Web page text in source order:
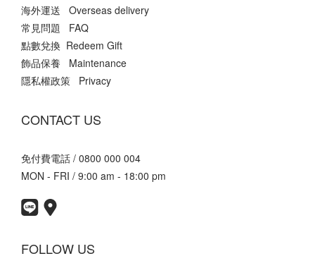
海外運送 Overseas delivery
常見問題 FAQ
點數兌換 Redeem Gift
飾品保養 Maintenance
隱私權政策 Privacy
CONTACT US
免付費電話 / 0800 000 004
MON - FRI / 9:00 am - 18:00 pm
FOLLOW US